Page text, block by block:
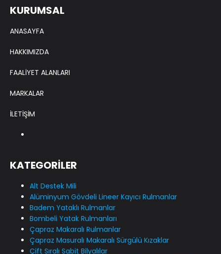
KURUMSAL
ANASAYFA
HAKKIMIZDA
FAALİYET ALANLARI
MARKALAR
İLETİŞİM
KATEGORİLER
Alt Destek Mili
Alüminyum Gövdeli Lineer Kayıcı Rulmanlar
Badem Yataklı Rulmanlar
Bombeli Yatak Rulmanları
Çapraz Makaralı Rulmanlar
Çapraz Masuralı Makaralı Sürgülü Kızaklar
Çift Sıralı Sabit Bilyalılar